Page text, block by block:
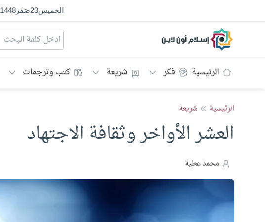
الخميس23صَفَر1448 هـ
إسلام أون لاين
الرئيسية فكر شريعة كتب وترجمات
الرئيسية شريعة
العشر الأواخر وثقافة الاجتهاد
محمد عطية